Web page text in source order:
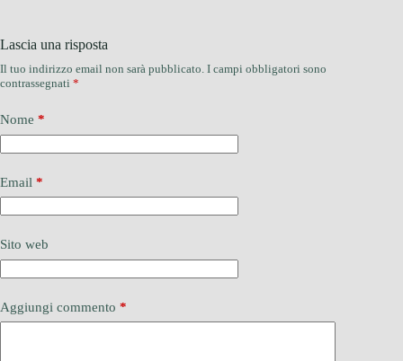
Lascia una risposta
Il tuo indirizzo email non sarà pubblicato. I campi obbligatori sono
contrassegnati *
Nome *
Email *
Sito web
Aggiungi commento *